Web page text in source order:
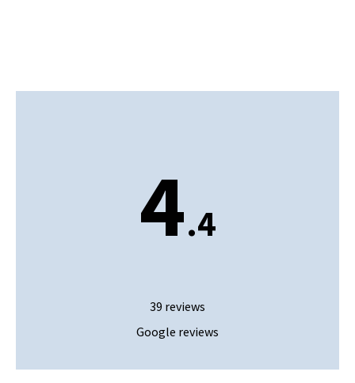
4.4
39 reviews
Google reviews